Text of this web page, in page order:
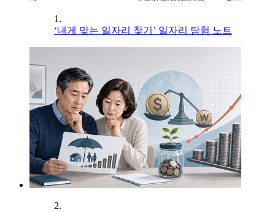
1.
‘내게 맞는 일자리 찾기’ 일자리 탐험 노트
2.